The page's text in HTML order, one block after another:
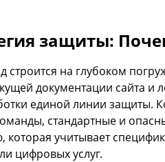
защиты:
строится на глубоком
документации сайта и
единой линии защиты.
стандартные и
которая учитывает
цифровых услуг.